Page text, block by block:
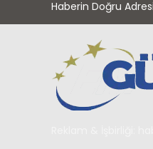
Haberin Doğru Adresi